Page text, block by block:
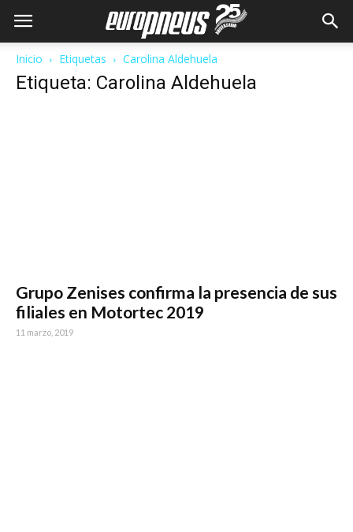
Inicio Etiquetas Carolina Aldehuela
Etiqueta: Carolina Aldehuela
Grupo Zenises confirma la presencia de sus
filiales en Motortec 2019
11 marzo, 2019